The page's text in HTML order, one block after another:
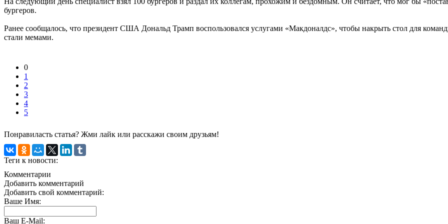
бургеров.
Ранее сообщалось, что президент США Дональд Трамп воспользовался услугами «Макдоналдс», чтобы накрыть стол для
стали мемами.
0
1
2
3
4
5
Понравиласть статья? Жми лайк или расскажи своим друзьям!
Теги к новости:
Комментарии
Добавить комментарий
Добавить свой комментарий:
Ваше Имя:
Ваш E-Mail: